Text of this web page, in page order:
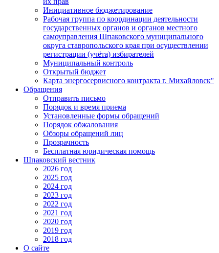
Инициативное бюджетирование
Рабочая группа по координации деятельности
государственных органов и органов местного
самоуправления Шпаковского муниципального
округа ставропольского края при осуществлении
регистрации (учёта) избирателей
Муниципальный контроль
Открытый бюджет
Карта энергосервисного контракта г. Михайловск"
Обращения
Отправить письмо
Порядок и время приема
Установленные формы обращений
Порядок обжалования
Обзоры обращений лиц
Прозрачность
Бесплатная юридическая помощь
Шпаковский вестник
2026 год
2025 год
2024 год
2023 год
2022 год
2021 год
2020 год
2019 год
2018 год
О сайте